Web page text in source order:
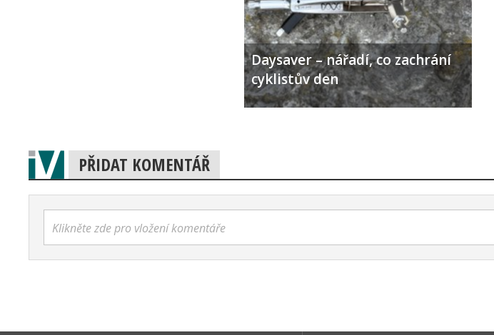
Daysaver – nářadí, co zachrání
cyklistův den
PŘIDAT KOMENTÁŘ
Klikněte zde pro vložení komentáře